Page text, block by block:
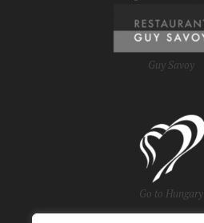
Guy Savoy
Go to Hungary